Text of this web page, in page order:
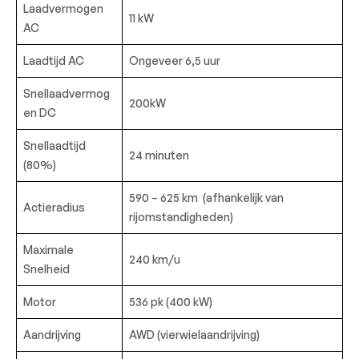
Laadvermogen
AC
11 kW
Laadtijd AC Ongeveer 6,5 uur
Snellaadvermog
en DC
200kW
Snellaadtijd
(80%)
24 minuten
Actieradius
590 – 625 km (afhankelijk van
rijomstandigheden)
Maximale
Snelheid
240 km/u
Motor 536 pk (400 kW)
Aandrijving AWD (vierwielaandrijving)